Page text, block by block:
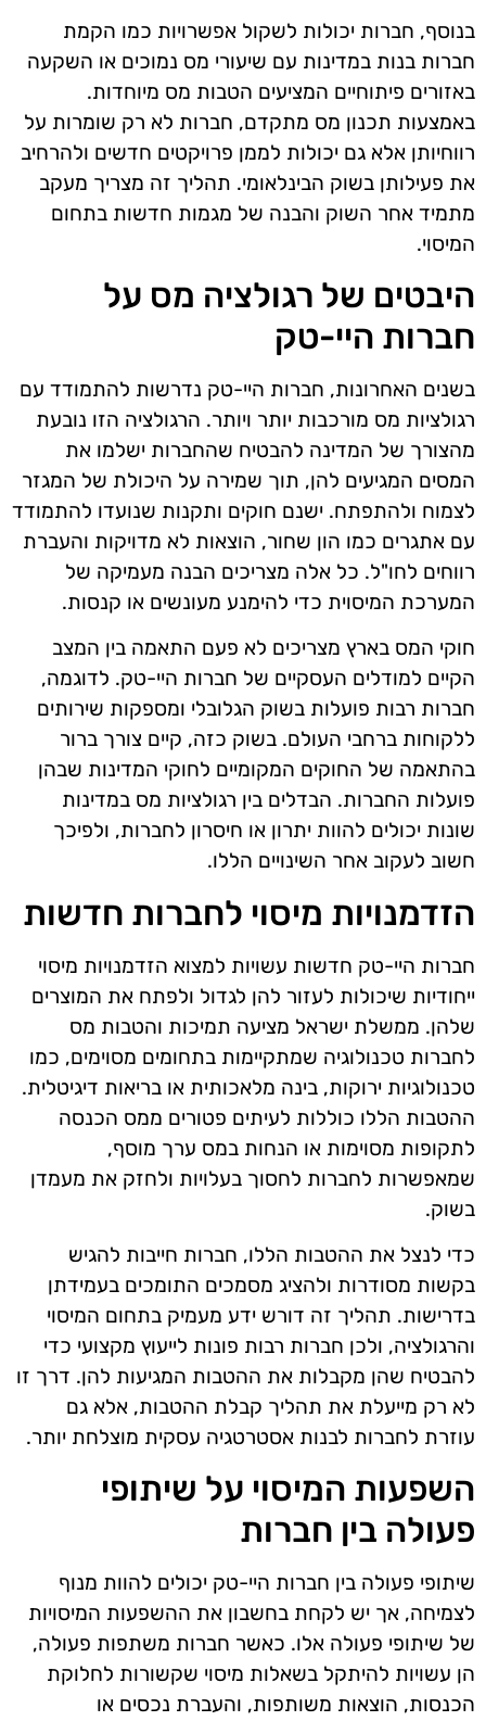
בנוסף, חברות יכולות לשקול אפשרויות כמו הקמת
חברות בנות במדינות עם שיעורי מס נמוכים או השקעה
באזורים פיתוחיים המציעים הטבות מס מיוחדות.
באמצעות תכנון מס מתקדם, חברות לא רק שומרות על
רווחיותן אלא גם יכולות לממן פרויקטים חדשים ולהרחיב
את פעילותן בשוק הבינלאומי. תהליך זה מצריך מעקב
מתמיד אחר השוק והבנה של מגמות חדשות בתחום
המיסוי.
היבטים של רגולציה מס על
חברות היי-טק
בשנים האחרונות, חברות היי-טק נדרשות להתמודד עם
רגולציות מס מורכבות יותר ויותר. הרגולציה הזו נובעת
מהצורך של המדינה להבטיח שהחברות ישלמו את
המסים המגיעים להן, תוך שמירה על היכולת של המגזר
לצמוח ולהתפתח. ישנם חוקים ותקנות שנועדו להתמודד
עם אתגרים כמו הון שחור, הוצאות לא מדויקות והעברת
רווחים לחו"ל. כל אלה מצריכים הבנה מעמיקה של
המערכת המיסוית כדי להימנע מעונשים או קנסות.
חוקי המס בארץ מצריכים לא פעם התאמה בין המצב
הקיים למודלים העסקיים של חברות היי-טק. לדוגמה,
חברות רבות פועלות בשוק הגלובלי ומספקות שירותים
ללקוחות ברחבי העולם. בשוק כזה, קיים צורך ברור
בהתאמה של החוקים המקומיים לחוקי המדינות שבהן
פועלות החברות. הבדלים בין רגולציות מס במדינות
שונות יכולים להוות יתרון או חיסרון לחברות, ולפיכך
חשוב לעקוב אחר השינויים הללו.
הזדמנויות מיסוי לחברות חדשות
חברות היי-טק חדשות עשויות למצוא הזדמנויות מיסוי
ייחודיות שיכולות לעזור להן לגדול ולפתח את המוצרים
שלהן. ממשלת ישראל מציעה תמיכות והטבות מס
לחברות טכנולוגיה שמתקיימות בתחומים מסוימים, כמו
טכנולוגיות ירוקות, בינה מלאכותית או בריאות דיגיטלית.
ההטבות הללו כוללות לעיתים פטורים ממס הכנסה
לתקופות מסוימות או הנחות במס ערך מוסף,
שמאפשרות לחברות לחסוך בעלויות ולחזק את מעמדן
בשוק.
כדי לנצל את ההטבות הללו, חברות חייבות להגיש
בקשות מסודרות ולהציג מסמכים התומכים בעמידתן
בדרישות. תהליך זה דורש ידע מעמיק בתחום המיסוי
והרגולציה, ולכן חברות רבות פונות לייעוץ מקצועי כדי
להבטיח שהן מקבלות את ההטבות המגיעות להן. דרך זו
לא רק מייעלת את תהליך קבלת ההטבות, אלא גם
עוזרת לחברות לבנות אסטרטגיה עסקית מוצלחת יותר.
השפעות המיסוי על שיתופי
פעולה בין חברות
שיתופי פעולה בין חברות היי-טק יכולים להוות מנוף
לצמיחה, אך יש לקחת בחשבון את ההשפעות המיסויות
של שיתופי פעולה אלו. כאשר חברות משתפות פעולה,
הן עשויות להיתקל בשאלות מיסוי שקשורות לחלוקת
הכנסות, הוצאות משותפות, והעברת נכסים או